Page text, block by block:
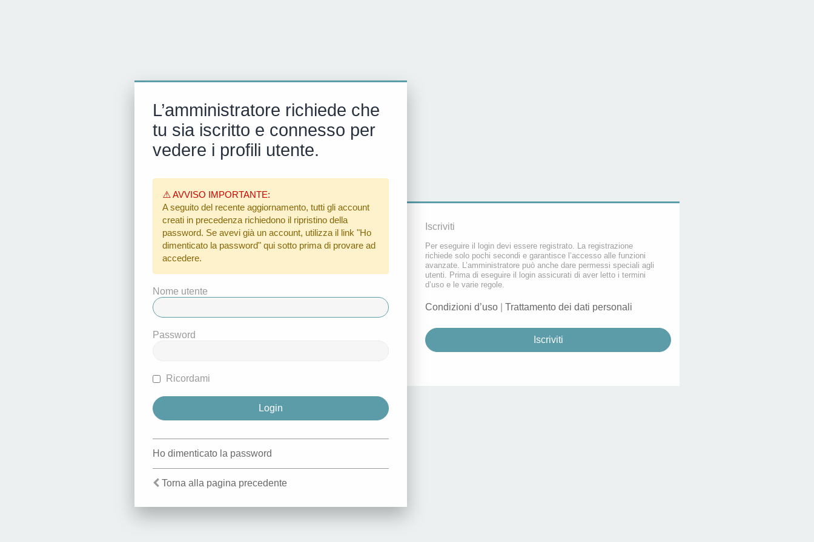
L’amministratore richiede che
tu sia iscritto e connesso per
vedere i profili utente.
⚠️ AVVISO IMPORTANTE:
A seguito del recente aggiornamento, tutti gli account
creati in precedenza richiedono il ripristino della
password. Se avevi già un account, utilizza il link "Ho
dimenticato la password" qui sotto prima di provare ad
accedere.
Nome utente
Password
Ricordami
Ho dimenticato la password
Torna alla pagina precedente
Iscriviti
Per eseguire il login devi essere registrato. La registrazione
richiede solo pochi secondi e garantisce l’accesso alle funzioni
avanzate. L’amministratore può anche dare permessi speciali agli
utenti. Prima di eseguire il login assicurati di aver letto i termini
d’uso e le varie regole.
Condizioni d’uso Trattamento dei dati personali
Iscriviti